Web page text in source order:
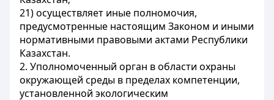
21) осуществляет иные полномочия,
предусмотренные настоящим Законом и иными
нормативными правовыми актами Республики
Казахстан.
2. Уполномоченный орган в области охраны
окружающей среды в пределах компетенции,
установленной экологическим